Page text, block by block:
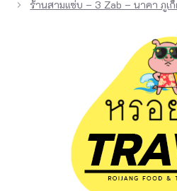
ร้านสามแซ่บ – 3 Zab – นาคา ภูเ